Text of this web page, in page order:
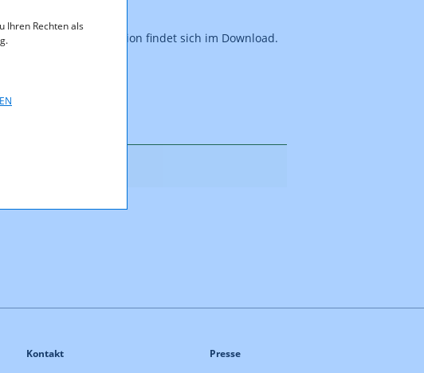
Ihren Rechten als
Darstellung der Region findet sich im Download.
Presse
Kontakt